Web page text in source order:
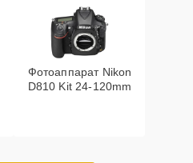
Фотоаппарат Nikon
D810 Kit 24-120mm